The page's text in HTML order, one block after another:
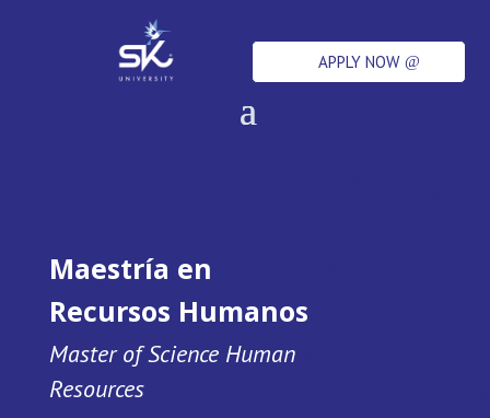
APPLY NOW
Maestría en
Recursos Humanos
Master of Science Human
Resources